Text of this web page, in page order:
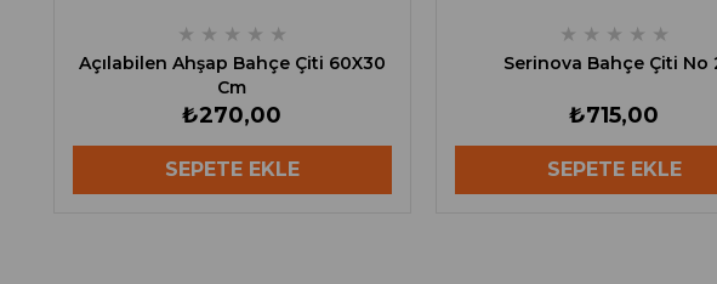
★ ★ ★ ★ ★
Açılabilen Ahşap Bahçe Çiti 60X30
Cm
₺270,00
SEPETE EKLE
★ ★ ★ ★ ★
Serinova Bahçe Çiti No
₺715,00
SEPETE EKLE